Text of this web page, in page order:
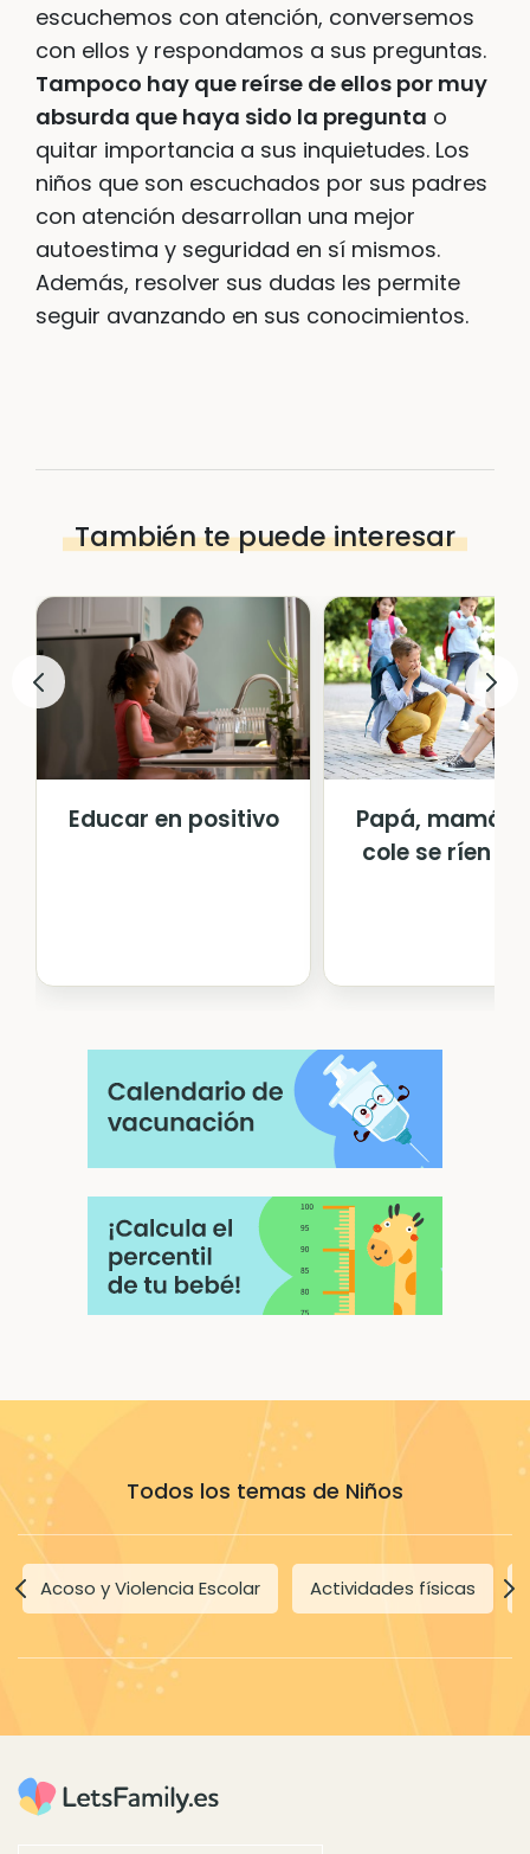
escuchemos con atención, conversemos
con ellos y respondamos a sus preguntas.
Tampoco hay que reírse de ellos por muy
absurda que haya sido la pregunta o
quitar importancia a sus inquietudes. Los
niños que son escuchados por sus padres
con atención desarrollan una mejor
autoestima y seguridad en sí mismos.
Además, resolver sus dudas les permite
seguir avanzando en sus conocimientos.
También te puede interesar
Educar en positivo
Papá, mamá,
cole se ríen
Todos los temas de Niños
Acoso y Violencia Escolar Actividades físicas